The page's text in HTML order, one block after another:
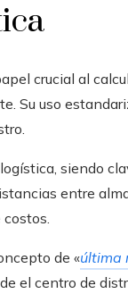
crucial al
Su uso
siendo
entre
de «última
el centro de